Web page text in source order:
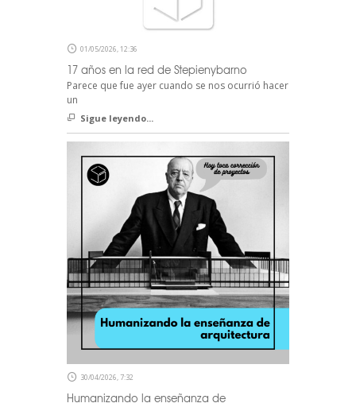
01/05/2026, 12:36
17 años en la red de Stepienybarno
Parece que fue ayer cuando se nos ocurrió hacer
un
Sigue leyendo...
30/04/2026, 7:32
Humanizando la enseñanza de